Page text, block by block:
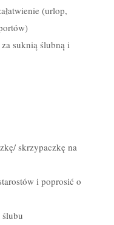
(urlop,
suknią ślubną i
skrzypaczkę na
i poprosić o
ślubu